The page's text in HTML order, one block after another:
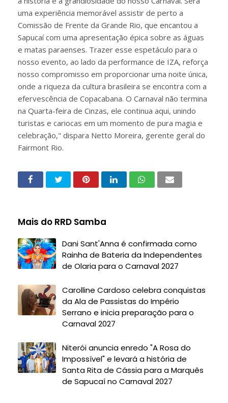
uma experiência memorável assistir de perto a
Comissão de Frente da Grande Rio, que encantou a
Sapucaí com uma apresentação épica sobre as águas
e matas paraenses. Trazer esse espetáculo para o
nosso evento, ao lado da performance de IZA, reforça
nosso compromisso em proporcionar uma noite única,
onde a riqueza da cultura brasileira se encontra com a
efervescência de Copacabana. O Carnaval não termina
na Quarta-feira de Cinzas, ele continua aqui, unindo
turistas e cariocas em um momento de pura magia e
celebração," dispara Netto Moreira, gerente geral do
Fairmont Rio.
Mais do RRD Samba
Dani Sant'Anna é confirmada como
Rainha de Bateria da Independentes
de Olaria para o Carnaval 2027
Carolline Cardoso celebra conquistas
da Ala de Passistas do Império
Serrano e inicia preparação para o
Carnaval 2027
Niterói anuncia enredo "A Rosa do
Impossível" e levará a história de
Santa Rita de Cássia para a Marquês
de Sapucaí no Carnaval 2027